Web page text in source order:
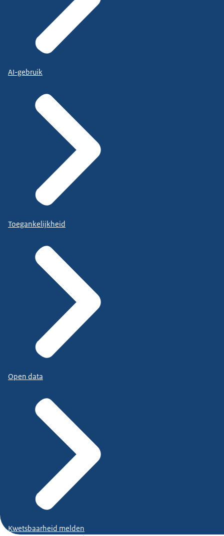
AI-gebruik
Toegankelijkheid
Open data
Kwetsbaarheid melden